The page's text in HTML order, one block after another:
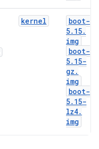
kernel
boot-
5. 15.
img
boot-
5. 15-
gz .
img
boot-
5. 15-
lz4.
img